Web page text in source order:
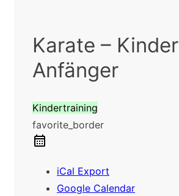
Karate – Kinder
Anfänger
Kindertraining
favorite_border
iCal Export
Google Calendar